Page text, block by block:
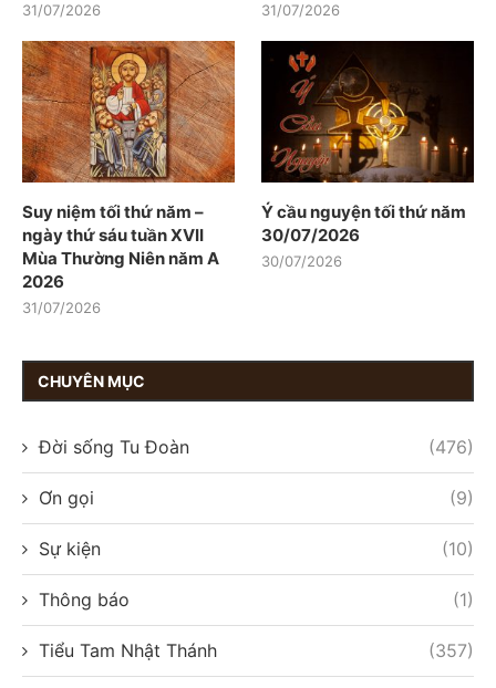
31/07/2026 31/07/2026
Suy niệm tối thứ năm –
ngày thứ sáu tuần XVII
Mùa Thường Niên năm A
2026
31/07/2026
Ý cầu nguyện tối thứ năm
30/07/2026
30/07/2026
CHUYÊN MỤC
Đời sống Tu Đoàn (476)
Ơn gọi (9)
Sự kiện (10)
Thông báo (1)
Tiểu Tam Nhật Thánh (357)